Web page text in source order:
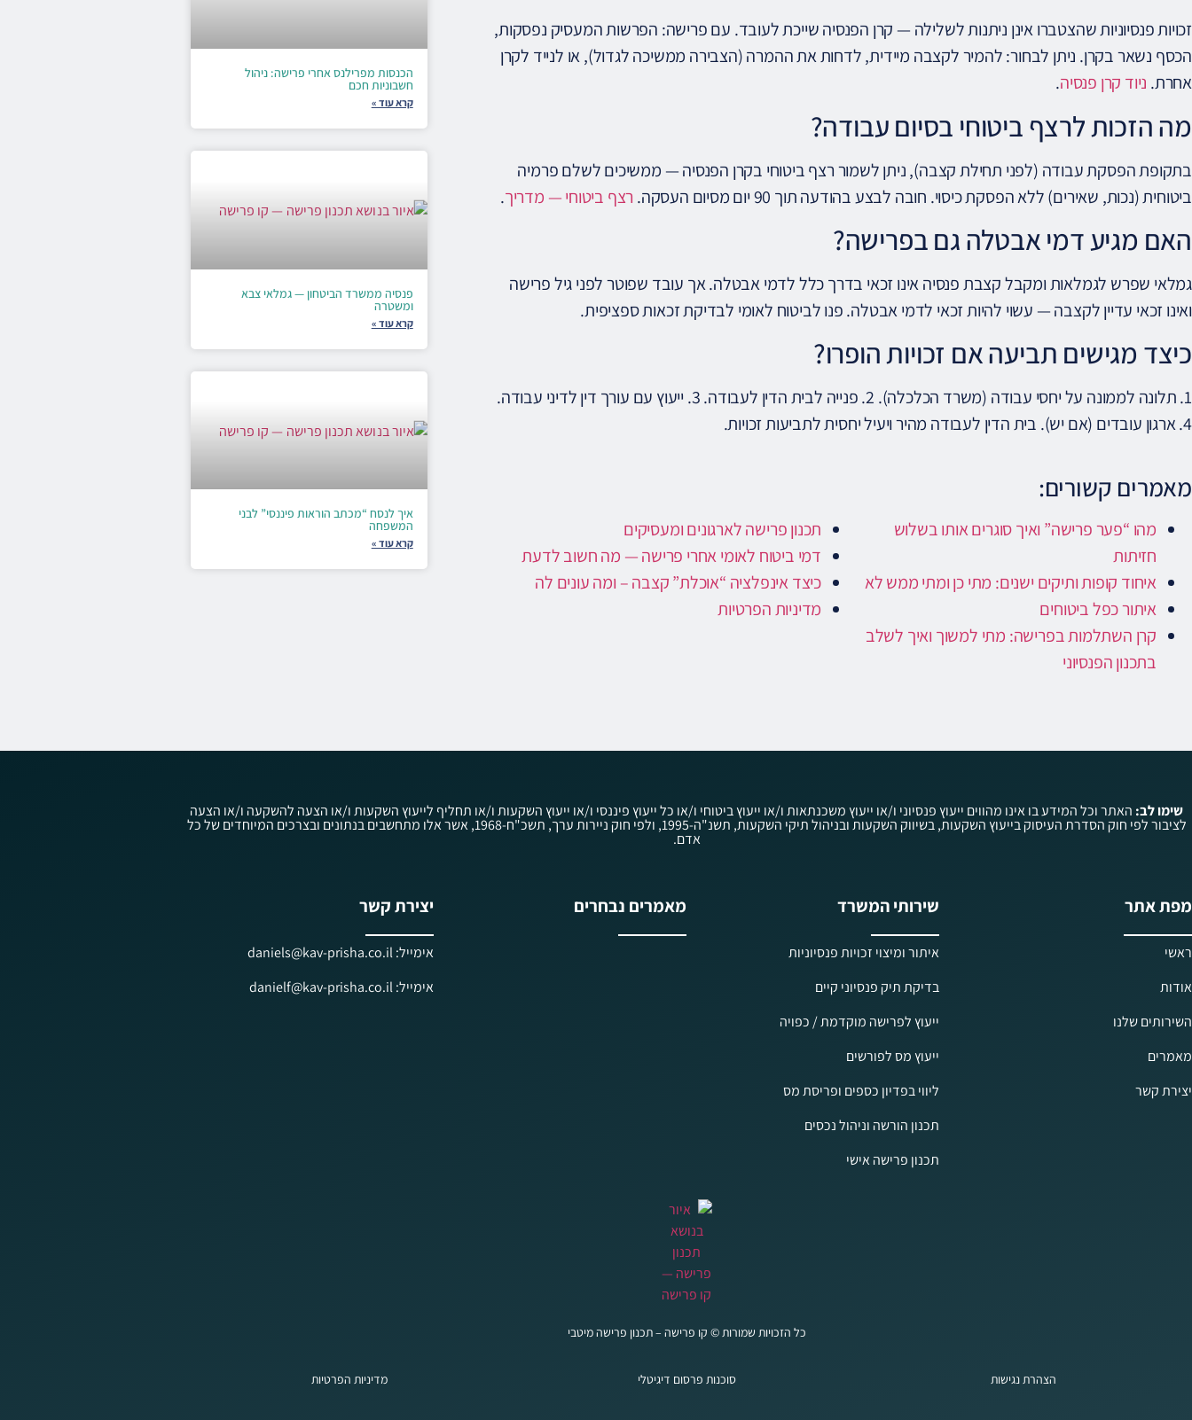
זכויות פנסיוניות שהצטברו אינן ניתנות לשלילה — קרן הפנסיה שייכת לעובד. עם פרישה: הפרשות המעסיק נפסקות,
הכסף נשאר בקרן. ניתן לבחור: להמיר לקצבה מיידית, לדחות את ההמרה (הצבירה ממשיכה לגדול), או לנייד לקרן
אחרת. ניוד קרן פנסיה.
מה הזכות לרצף ביטוחי בסיום עבודה?
בתקופת הפסקת עבודה (לפני תחילת קצבה), ניתן לשמור רצף ביטוחי בקרן הפנסיה — ממשיכים לשלם פרמיה
ביטוחית (נכות, שאירים) ללא הפסקת כיסוי. חובה לבצע בהודעה תוך 90 יום מסיום העסקה.
רצף ביטוחי — מדריך.
האם מגיע דמי אבטלה גם בפרישה?
גמלאי שפרש לגמלאות ומקבל קצבת פנסיה אינו זכאי בדרך כלל לדמי אבטלה. אך עובד שפוטר לפני גיל פרישה
ואינו זכאי עדיין לקצבה — עשוי להיות זכאי לדמי אבטלה. פנו לביטוח לאומי לבדיקת זכאות ספציפית.
כיצד מגישים תביעה אם זכויות הופרו?
1. תלונה לממונה על יחסי עבודה (משרד הכלכלה). 2. פנייה לבית הדין לעבודה. 3. ייעוץ עם עורך דין לדיני עבודה.
4. ארגון עובדים (אם יש). בית הדין לעבודה מהיר ויעיל יחסית לתביעות זכויות.
מאמרים קשורים:
מהו “פער פרישה” ואיך סוגרים אותו בשלוש
חזיתות
איחוד קופות ותיקים ישנים: מתי כן ומתי ממש לא
איתור כפל ביטוחים
קרן השתלמות בפרישה: מתי למשוך ואיך לשלב
בתכנון הפנסיוני
תכנון פרישה לארגונים ומעסיקים
דמי ביטוח לאומי אחרי פרישה — מה חשוב לדעת
כיצד אינפלציה “אוכלת” קצבה – ומה עונים לה
מדיניות הפרטיות
הכנסות מפרילנס אחרי פרישה: ניהול
חשבוניות חכם
קרא עוד »
פנסיה ממשרד הביטחון — גמלאי צבא
ומשטרה
קרא עוד »
איך לנסח “מכתב הוראות פיננסי” לבני
המשפחה
קרא עוד »
שימו לב: האתר וכל המידע בו אינו מהווים ייעוץ פנסיוני ו/או ייעוץ משכנתאות ו/או ייעוץ ביטוחי ו/או כל ייעוץ פיננסי ו/או ייעוץ השקעות ו/או תחליף לייעוץ השקעות ו/או הצעה להשקעה ו/או הצעה
לציבור לפי חוק הסדרת העיסוק בייעוץ השקעות, בשיווק השקעות ובניהול תיקי השקעות, תשנ"ה-1995, ולפי חוק ניירות ערך, תשכ"ח-1968, אשר אלו מתחשבים בנתונים ובצרכים המיוחדים של כל
אדם.
מפת אתר
ראשי
אודות
השירותים שלנו
מאמרים
יצירת קשר
שירותי המשרד
איתור ומיצוי זכויות פנסיוניות
בדיקת תיק פנסיוני קיים
ייעוץ לפרישה מוקדמת / כפויה
ייעוץ מס לפורשים
ליווי בפדיון כספים ופריסת מס
תכנון הורשה וניהול נכסים
תכנון פרישה אישי
מאמרים נבחרים יצירת קשר
אימייל: daniels@kav-prisha.co.il
אימייל: danielf@kav-prisha.co.il
כל הזכויות שמורות © קו פרישה – תכנון פרישה מיטבי
הצהרת נגישות סוכנות פרסום דיגיטלי מדיניות הפרטיות